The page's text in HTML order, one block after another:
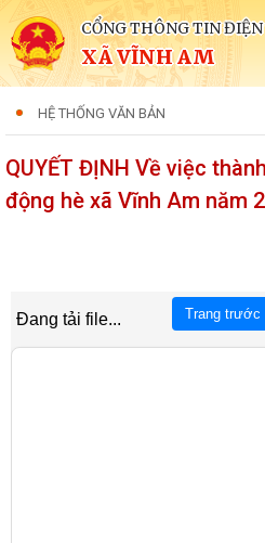
CỔNG THÔNG TIN
XÃ VĨNH AM
HỆ THỐNG VĂN BẢN
QUYẾT ĐỊNH Về việc
động hè xã Vĩnh Am năm